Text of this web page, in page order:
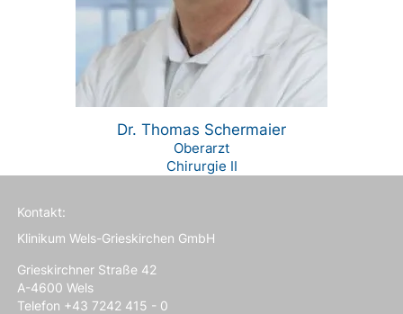
Dr. Thomas Schermaier
Oberarzt
Chirurgie II
Kontakt:
Klinikum Wels-Grieskirchen GmbH
Grieskirchner Straße 42
A-4600 Wels
Telefon +43 7242 415 - 0